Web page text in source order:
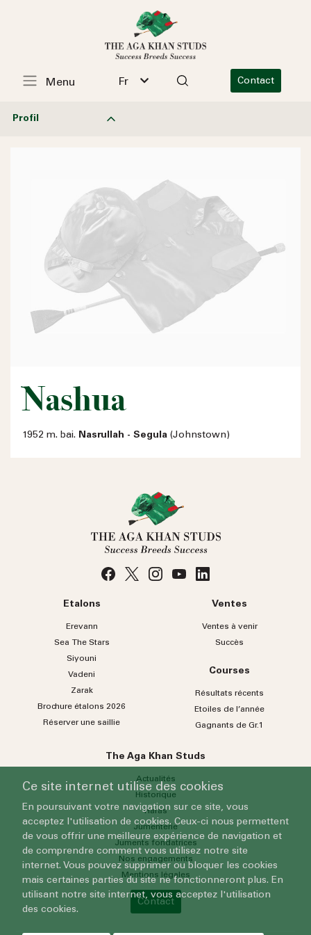
Fr Contact
Menu
Profil
Nashua
1952 m. bai. Nasrullah - Segula (Johnstown)
Etalons
Erevann
Sea TheStars
Siyouni
Vadeni
Zarak
Brochure étalons 2026
Réserver une saillie
Ventes
Ventes à venir
Succès
Courses
Résultats récents
Etoiles de l’année
Gagnants de Gr.1
The Aga Khan Studs
Actualités
Historique
Haras
Jumenterie
Juments fondatrices
Nos engagements
Mentions légales
Contact
Ce site internet utilise des cookies
En poursuivant votre navigation sur ce site, vous
acceptez l'utilisation de cookies. Ceux-ci nous permettent
de vous offrir une meilleure expérience de navigation et
de comprendre comment vous utilisez notre site
internet. Vous pouvez supprimer ou bloquer les cookies
mais certaines parties du site ne fonctionneront plus. En
utilisant notre site internet, vous acceptez l'utilisation
des cookies.